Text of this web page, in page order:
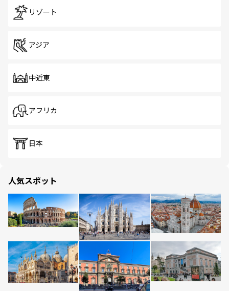
リゾート
アジア
中近東
アフリカ
日本
人気スポット